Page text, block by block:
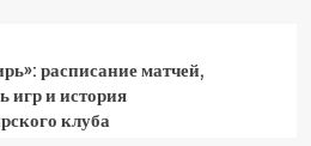
расписание матчей,
игр и история
клуба